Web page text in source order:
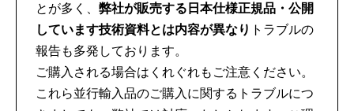
とが多く、 弊社が販売する日本仕様正規品・公開
しています技術資料とは内容が異なり トラブルの
報告も多発しております。
ご購入される場合はくれぐれもご注意ください。
これら並行輸入品のご購入に関するトラブルにつ